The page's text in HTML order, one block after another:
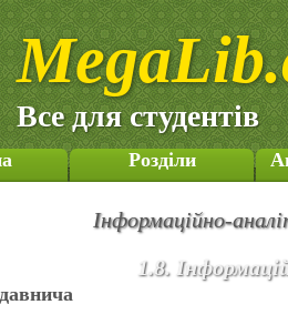
Все для студентів
Розділи
Інформаційно-
1.8.